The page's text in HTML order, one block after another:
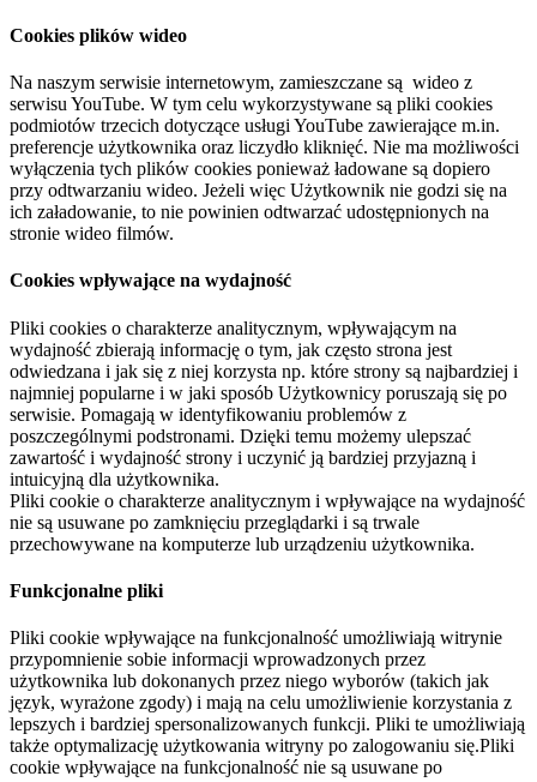
Cookies plików wideo
Na naszym serwisie internetowym, zamieszczane są wideo z
serwisu YouTube. W tym celu wykorzystywane są pliki cookies
podmiotów trzecich dotyczące usługi YouTube zawierające m.in.
preferencje użytkownika oraz liczydło kliknięć. Nie ma możliwości
wyłączenia tych plików cookies ponieważ ładowane są dopiero
przy odtwarzaniu wideo. Jeżeli więc Użytkownik nie godzi się na
ich załadowanie, to nie powinien odtwarzać udostępnionych na
stronie wideo filmów.
Cookies wpływające na wydajność
Pliki cookies o charakterze analitycznym, wpływającym na
wydajność zbierają informację o tym, jak często strona jest
odwiedzana i jak się z niej korzysta np. które strony są najbardziej i
najmniej popularne i w jaki sposób Użytkownicy poruszają się po
serwisie. Pomagają w identyfikowaniu problemów z
poszczególnymi podstronami. Dzięki temu możemy ulepszać
zawartość i wydajność strony i uczynić ją bardziej przyjazną i
intuicyjną dla użytkownika.
Pliki cookie o charakterze analitycznym i wpływające na wydajność
nie są usuwane po zamknięciu przeglądarki i są trwale
przechowywane na komputerze lub urządzeniu użytkownika.
Funkcjonalne pliki
Pliki cookie wpływające na funkcjonalność umożliwiają witrynie
przypomnienie sobie informacji wprowadzonych przez
użytkownika lub dokonanych przez niego wyborów (takich jak
język, wyrażone zgody) i mają na celu umożliwienie korzystania z
lepszych i bardziej spersonalizowanych funkcji. Pliki te umożliwiają
także optymalizację użytkowania witryny po zalogowaniu się.Pliki
cookie wpływające na funkcjonalność nie są usuwane po